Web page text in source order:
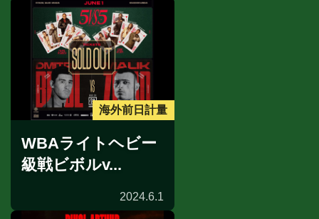
海外前日計量
WBAライトヘビー
級戦ビボルv...
2024.6.1